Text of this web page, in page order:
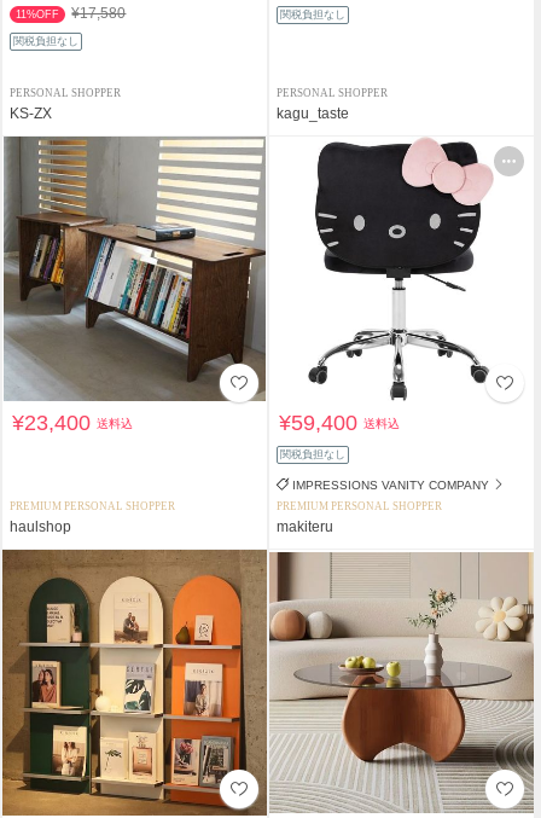
11%OFF ¥17,580
関税負担なし
PERSONAL SHOPPER
KS-ZX
関税負担なし
PERSONAL SHOPPER
kagu_taste
¥23,400送料込
PREMIUM PERSONAL SHOPPER
haulshop
¥59,400送料込
関税負担なし
IMPRESSIONS VANITY COMPANY
PREMIUM PERSONAL SHOPPER
makiteru